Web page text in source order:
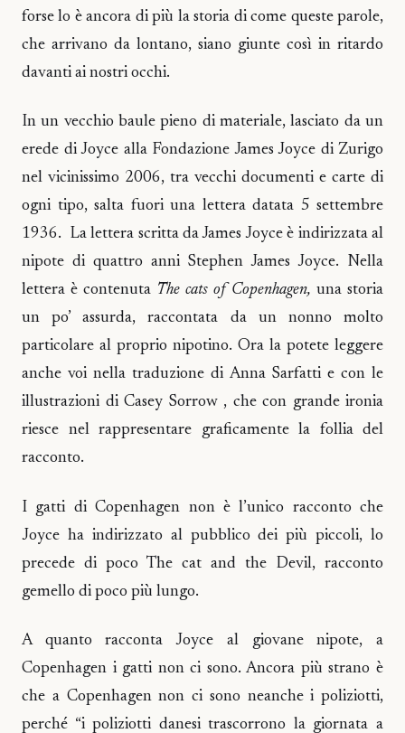
forse lo è ancora di più la storia di come queste parole,
che arrivano da lontano, siano giunte così in ritardo
davanti ai nostri occhi.
In un vecchio baule pieno di materiale, lasciato da un
erede di Joyce alla Fondazione James Joyce di Zurigo
nel vicinissimo 2006, tra vecchi documenti e carte di
ogni tipo, salta fuori una lettera datata 5 settembre
1936. La lettera scritta da James Joyce è indirizzata al
nipote di quattro anni Stephen James Joyce. Nella
lettera è contenuta The cats of Copenhagen, una storia
un po’ assurda, raccontata da un nonno molto
particolare al proprio nipotino. Ora la potete leggere
anche voi nella traduzione di Anna Sarfatti e con le
illustrazioni di Casey Sorrow , che con grande ironia
riesce nel rappresentare graficamente la follia del
racconto.
I gatti di Copenhagen non è l’unico racconto che
Joyce ha indirizzato al pubblico dei più piccoli, lo
precede di poco The cat and the Devil, racconto
gemello di poco più lungo.
A quanto racconta Joyce al giovane nipote, a
Copenhagen i gatti non ci sono. Ancora più strano è
che a Copenhagen non ci sono neanche i poliziotti,
perché “i poliziotti danesi trascorrono la giornata a